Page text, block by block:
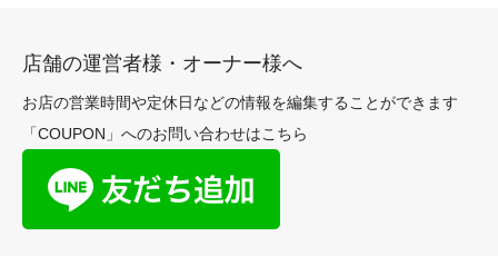
店舗の運営者様・オーナー様へ
お店の営業時間や定休日などの情報を編集することができます
「COUPON」へのお問い合わせはこちら